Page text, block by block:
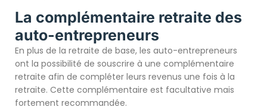
La complémentaire retraite des
auto-entrepreneurs
En plus de la retraite de base, les auto-entrepreneurs
ont la possibilité de souscrire à une complémentaire
retraite afin de compléter leurs revenus une fois à la
retraite. Cette complémentaire est facultative mais
fortement recommandée.